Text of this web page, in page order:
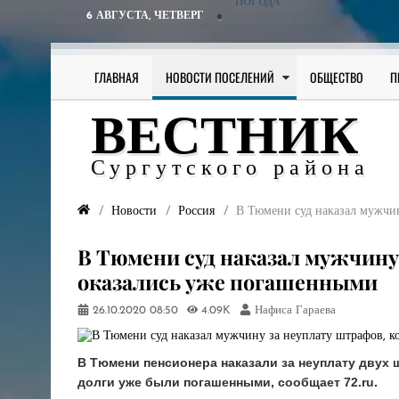
6 АВГУСТА, ЧЕТВЕРГ
ПОГОДА
ГЛАВНАЯ НОВОСТИ ПОСЕЛЕНИЙ ОБЩЕСТВО
ВЕСТНИК
Сургутского района
Новости Россия В Тюмени суд наказал
В Тюмени суд наказал
оказались уже погашенными
26.10.2020 08:50 4.09K Нафиса Гараева
В Тюмени пенсионера наказали за неуплату
долги уже были погашенными, сообщает 72.ru.